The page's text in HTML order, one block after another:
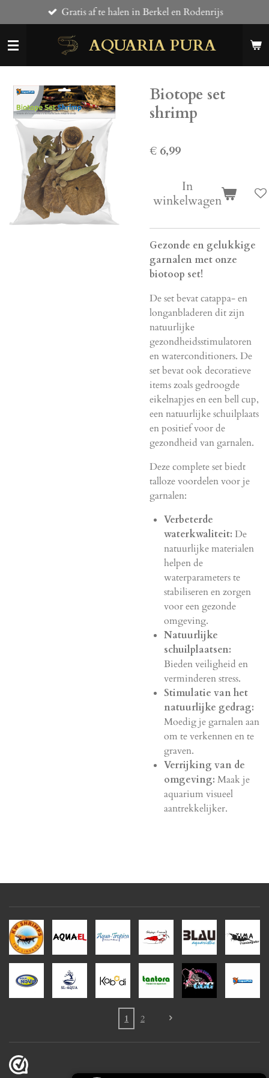
direct
naar
AQUARIA PURA
Gratis af te halen in Berkel en Rodenrijs
Biotope set
shrimp
€ 6,99
In
winkelwagen
Gezonde en gelukkige
garnalen met onze
biotoop set!
De set bevat catappa- en
longanbladeren dit zijn
natuurlijke
gezondheidsstimulatoren
en waterconditioners. De
set bevat ook decoratieve
items zoals gedroogde
eikelnapjes en een bell cup,
een natuurlijke schuilplaats
en positief voor de
gezondheid van garnalen.
Deze complete set biedt
talloze voordelen voor je
garnalen:
Verbeterde
waterkwaliteit: De
natuurlijke materialen
helpen de
waterparameters te
stabiliseren en zorgen
voor een gezonde
omgeving.
Natuurlijke
schuilplaatsen:
Bieden veiligheid en
verminderen stress.
Stimulatie van het
natuurlijke gedrag:
Moedig je garnalen aan
om te verkennen en te
graven.
Verrijking van de
omgeving: Maak je
aquarium visueel
aantrekkelijker.
1 2